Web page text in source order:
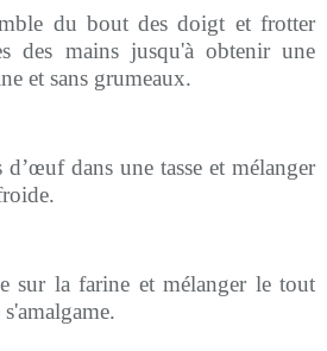
du bout des doigt et frotter
des mains jusqu'à obtenir une
et sans grumeaux.
d’œuf dans une tasse et mélanger
sur la farine et mélanger le tout